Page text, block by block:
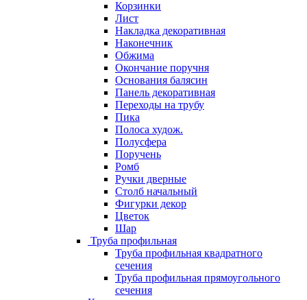
Корзинки
Лист
Накладка декоративная
Наконечник
Обжима
Окончание поручня
Основания балясин
Панель декоративная
Переходы на трубу
Пика
Полоса худож.
Полусфера
Поручень
Ромб
Ручки дверные
Столб начальный
Фигурки декор
Цветок
Шар
Труба профильная
Труба профильная квадратного
сечения
Труба профильная прямоугольного
сечения